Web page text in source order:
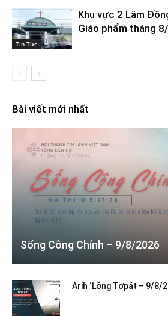
Tin Tức
Khu vực 2 Lâm
Giáo phẩm tháng
Bài viết mới nhất
Sống Công Chính – 9/8/2026
Arih ‘Lơ̆ng Tơpăt – 9/8/